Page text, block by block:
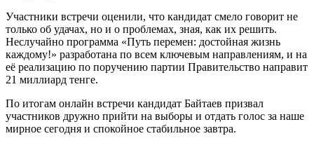
Участники встречи оценили, что кандидат смело говорит не
только об удачах, но и о проблемах, зная, как их решить.
Неслучайно программа «Путь перемен: достойная жизнь
каждому!» разработана по всем ключевым направлениям, и на
её реализацию по поручению партии Правительство направит
21 миллиард тенге.
По итогам онлайн встречи кандидат Байтаев призвал
участников дружно прийти на выборы и отдать голос за наше
мирное сегодня и спокойное стабильное завтра.